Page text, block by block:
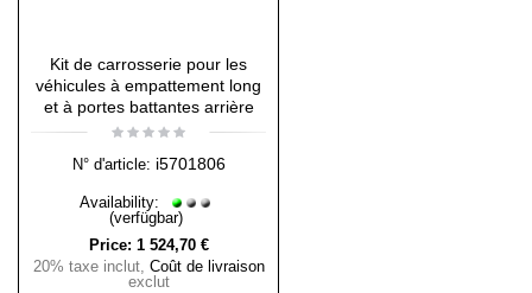
Kit de carrosserie pour les
véhicules à empattement long
et à portes battantes arrière
N° d'article: i5701806
Availability:
(verfügbar)
Price: 1 524,70 €
20% taxe inclut, Coût de livraison
exclut